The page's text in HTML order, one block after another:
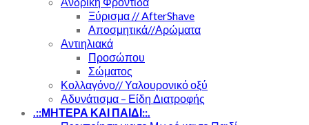
Ξύρισμα // AfterShave
Αποσμητικά//Αρώματα
Αντιηλιακά
Προσώπου
Σώματος
Κολλαγόνο// Υαλουρονικό οξύ
Αδυνάτισμα – Είδη Διατροφής
.::ΜΗΤΕΡΑ ΚΑΙ ΠΑΙΔΙ::.